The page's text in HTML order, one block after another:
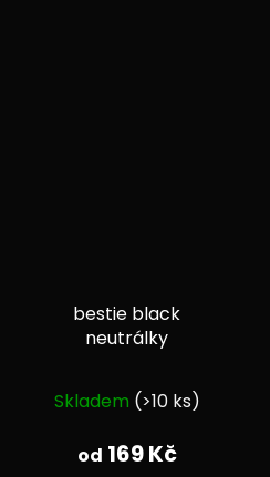
bestie black
neutrálky
hodnocení
produktu
Skladem (>10 ks)
od 169 Kč